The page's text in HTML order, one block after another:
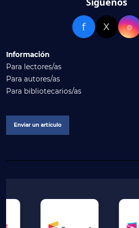
f X ⌾
Información
Para lectores/as
Para autores/as
Para bibliotecarios/as
Enviar un artículo